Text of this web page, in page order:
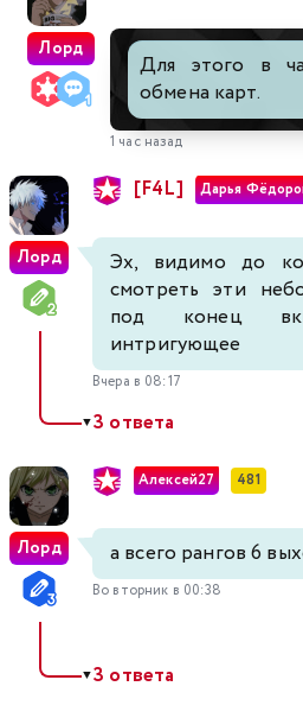
Лорд
Для этого в
обмена карт.
1 час назад
Лорд
[F4L] Дарья
Эх, видимо до
смотреть эти
под конец
интригующее
Вчера в 08:17
▼3 ответа
Лорд
Алексей27 481
а всего рангов 6
Во вторник в 00:38
▼3 ответа